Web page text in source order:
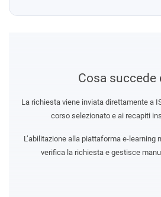
Cosa succede
La richiesta viene inviata direttamente a
corso selezionato e ai recapiti
L’abilitazione alla piattaforma e-learning
verifica la richiesta e gestisce